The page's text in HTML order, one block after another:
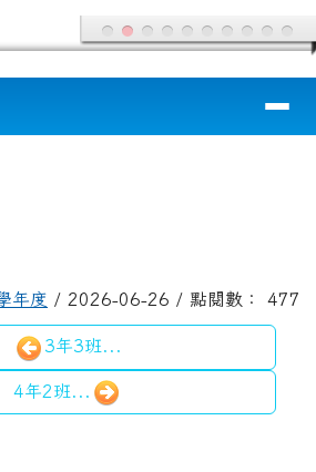
年度 / 2026-06-26 / 點閱數： 477
3年3班...
4年2班...